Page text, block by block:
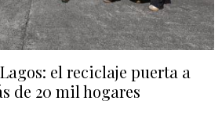
el reciclaje puerta a
de 20 mil hogares